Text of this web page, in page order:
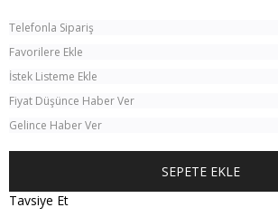
Telefonla Sipariş
Favorilere Ekle
İstek Listeme Ekle
Fiyat Düşünce Haber Ver
Gelince Haber Ver
Tavsiye Et